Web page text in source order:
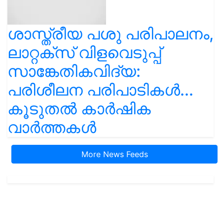
ശാസ്ത്രീയ പശു പരിപാലനം,
ലാറ്റക്സ് വിളവെടുപ്പ്
സാങ്കേതികവിദ്യ:
പരിശീലന പരിപാടികൾ...
കൂടുതൽ കാർഷിക
വാർത്തകൾ
More News Feeds